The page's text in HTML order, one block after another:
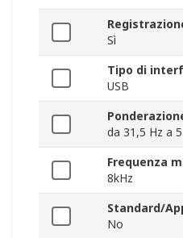
Sì
Tipo di
USB
da 31,5 Hz a
Frequenza
8kHz
Standard/
No